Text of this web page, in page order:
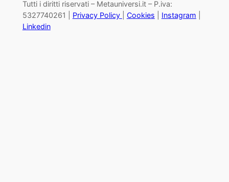
Tutti i diritti riservati – Metauniversi.it – P.iva:
5327740261 | Privacy Policy Cookies Instagram
Linkedin